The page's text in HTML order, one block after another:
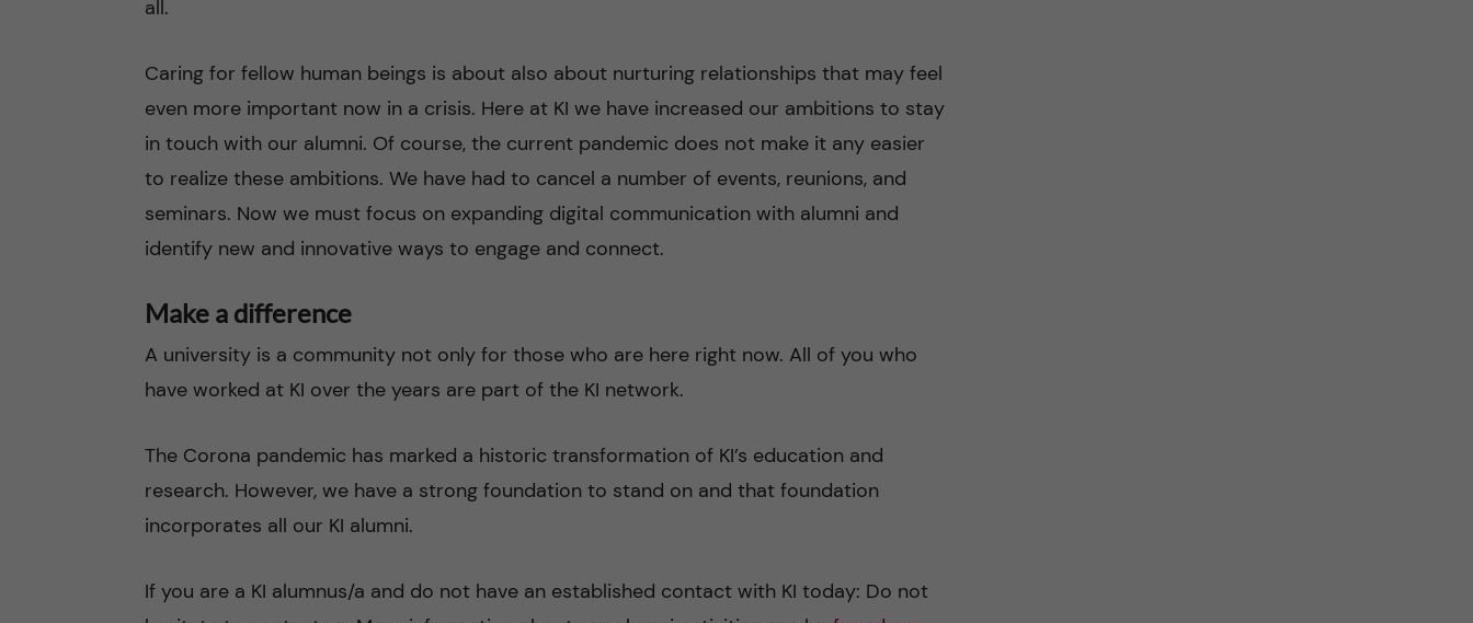
all.
Caring for fellow human beings is about also about nurturing relationships that may feel
even more important now in a crisis. Here at KI we have increased our ambitions to stay
in touch with our alumni. Of course, the current pandemic does not make it any easier
to realize these ambitions. We have had to cancel a number of events, reunions, and
seminars. Now we must focus on expanding digital communication with alumni and
identify new and innovative ways to engage and connect.
Make a difference
A university is a community not only for those who are here right now. All of you who
have worked at KI over the years are part of the KI network.
The Corona pandemic has marked a historic transformation of KI’s education and
research. However, we have a strong foundation to stand on and that foundation
incorporates all our KI alumni.
If you are a KI alumnus/a and do not have an established contact with KI today: Do not